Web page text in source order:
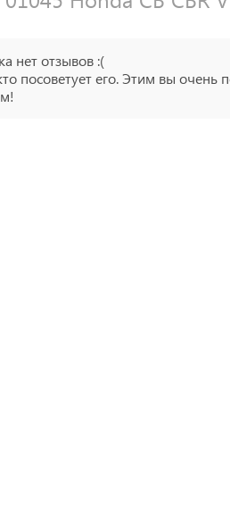
нет отзывов :(
посоветует его. Этим вы очень